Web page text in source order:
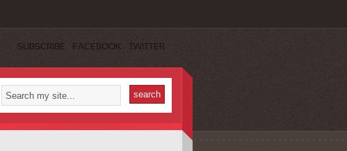
SUBSCRIBE FACEBOOK TWITTER